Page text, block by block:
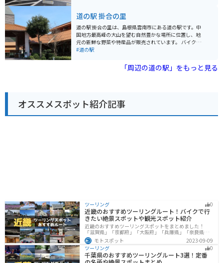
直売所もオープンします。
す。レストランでは、奥出雲そばや猪肉料理など、地元
の味が楽しめます。 また、道の駅 おろちの里には、奥出
雲の観光情報を発信する情報コーナーもあります。周辺
には、鬼の舌震や斐伊川など、自然豊かな観光スポット
がたくさんあります。バイクで訪れる場合、道の駅は休
です。道の駅 おろちの里では、そんな奥出雲町の魅力を
存分に味わうことができます。
道の駅 掛合の里
道の駅 掛合の里は、島根県雲南市にある道の駅です。中
国地方最高峰の大山を望む自然豊かな場所に位置し、地
元の新鮮な野菜や特産品が販売されています。 バイクで
訪れる際は、道の駅から大山方面へのツーリングがおす
な景色を満喫できます。また、春には道の駅周辺で桜が
咲き乱れ、お花見スポットとしても人気です。 地元の名
産の地酒や和菓子などもおすすめです。
#道の駅
「周辺の道の駅」をもっと見る
オススメスポット紹介記事
ツーリング 0
近畿のおすすめツーリングルート！バイクで行
きたい絶景スポットや観光スポット紹介
近畿のおすすめツーリングスポットをまとめました！
「滋賀県」「京都府」「大阪府」「兵庫県」「奈良県」
「和歌山」の各県の観光地紹介します。自然豊かな山々
や湖、温泉地が点在し、四季折々の景色を楽しめるスポ
ットが多数あります。バイクで近畿にツーリングに行く
際は参考にしてください。
モトスポット
2023-09-09
ツーリング
0
千葉県のおすすめツーリングルート3選！定番